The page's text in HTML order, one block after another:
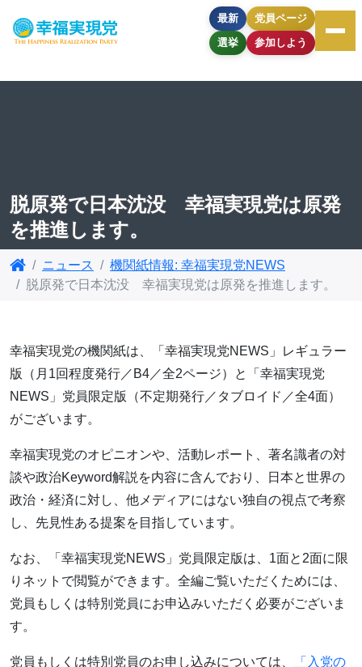
最新
選挙
党員ページ
参加しよう
脱原発で日本沈没 幸福実現党は原発
を推進します。
ニュース
機関紙情報: 幸福実現党NEWS
脱原発で日本沈没 幸福実現党は原発を推進します。
幸福実現党の機関紙は、「幸福実現党NEWS」レギュラー
版（月1回程度発行／B4／全2ページ）と「幸福実現党
NEWS」党員限定版（不定期発行／タブロイド／全4面）
がございます。
幸福実現党のオピニオンや、活動レポート、著名識者の対
談や政治Keyword解説を内容に含んでおり、日本と世界の
政治・経済に対し、他メディアにはない独自の視点で考察
し、先見性ある提案を目指しています。
なお、「幸福実現党NEWS」党員限定版は、1面と2面に限
りネットで閲覧ができます。全編ご覧いただくためには、
党員もしくは特別党員にお申込みいただく必要がございま
す。
党員もしくは特別党員のお申し込みについては、
「入党の